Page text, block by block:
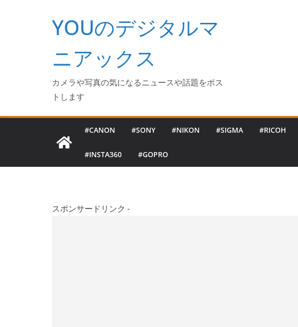
ッ
YOUのデジタルマ
ニアックス
カメラや写真の気になるニュースや話題をポス
トします
#CANON #SONY #NIKON #SIGMA #RICOH
#INSTA360 #GOPRO
スポンサードリンク -